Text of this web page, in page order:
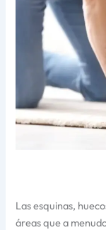
Las esquinas,
áreas que a